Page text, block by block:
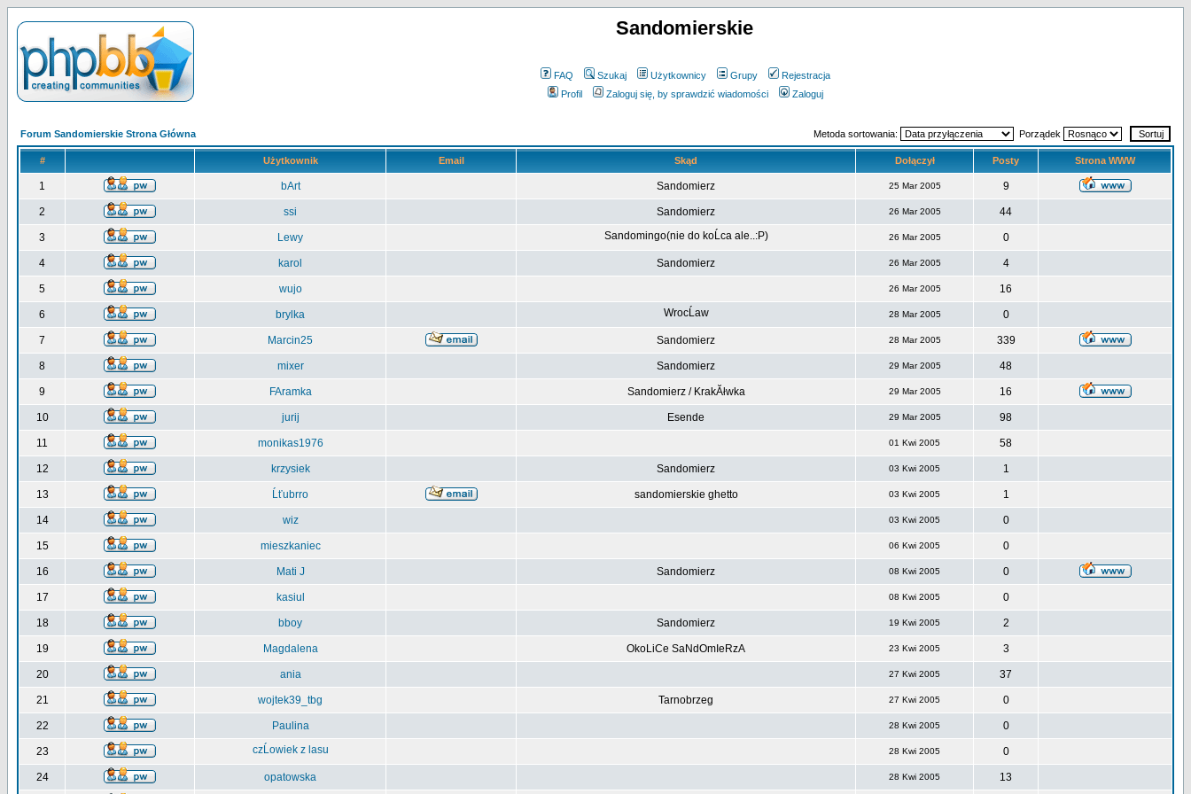
Sandomierskie
FAQ Szukaj Użytkownicy Grupy
Rejestracja
Profil
Zaloguj się, by sprawdzić wiadomości Zaloguj
Forum Sandomierskie Strona Główna Metoda sortowania: Porządek
# Użytkownik Email Skąd Dołączył Posty Strona WWW
1 bArt Sandomierz 25 Mar 2005 9
2 ssi Sandomierz 26 Mar 2005 44
3 Lewy Sandomingo(nie do koĹca ale..:P) 26 Mar 2005 0
4 karol Sandomierz 26 Mar 2005 4
5 wujo 26 Mar 2005 16
6 brylka WrocĹaw 28 Mar 2005 0
7 Marcin25 Sandomierz 28 Mar 2005 339
8 mixer Sandomierz 29 Mar 2005 48
9 FAramka Sandomierz / KrakĂłwka 29 Mar 2005 16
10 jurij Esende 29 Mar 2005 98
11 monikas1976 01 Kwi 2005 58
12 krzysiek Sandomierz 03 Kwi 2005 1
13 Ĺťubrro sandomierskie ghetto 03 Kwi 2005 1
14 wiz 03 Kwi 2005 0
15 mieszkaniec 06 Kwi 2005 0
16 Mati J Sandomierz 08 Kwi 2005 0
17 kasiul 08 Kwi 2005 0
18 bboy Sandomierz 19 Kwi 2005 2
19 Magdalena OkoLiCe SaNdOmIeRzA 23 Kwi 2005 3
20 ania 27 Kwi 2005 37
21 wojtek39_tbg Tarnobrzeg 27 Kwi 2005 0
22 Paulina 28 Kwi 2005 0
23 czĹowiek z lasu 28 Kwi 2005 0
24 opatowska 28 Kwi 2005 13